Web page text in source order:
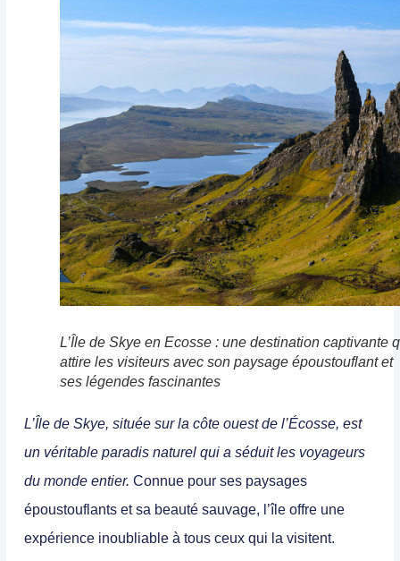
L’Île de Skye en Ecosse : une destination captivante
attire les visiteurs avec son paysage époustouflant et
ses légendes fascinantes
L’Île de Skye, située sur la côte ouest de l’Écosse, est
un véritable paradis naturel qui a séduit les voyageurs
du monde entier. Connue pour ses paysages
époustouflants et sa beauté sauvage, l’île offre une
expérience inoubliable à tous ceux qui la visitent.